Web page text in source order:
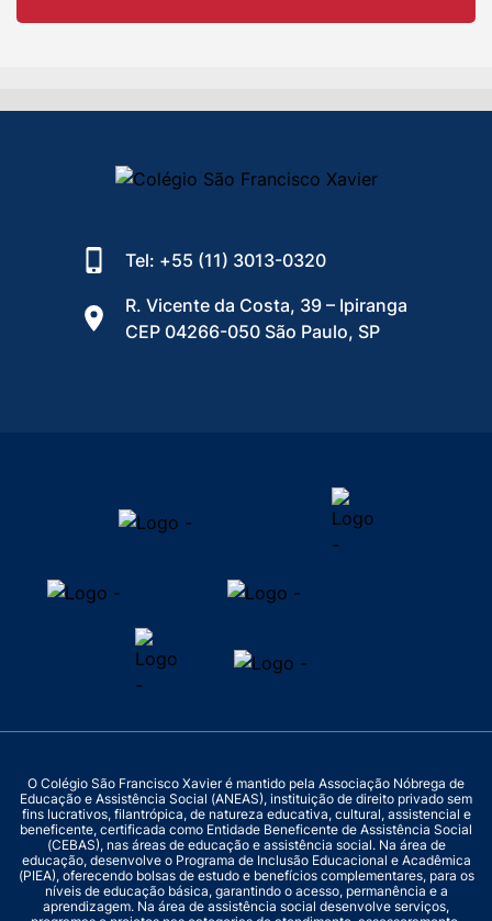
Tel: +55 (11) 3013-0320
R. Vicente da Costa, 39 – Ipiranga
CEP 04266-050 São Paulo, SP
O Colégio São Francisco Xavier é mantido pela Associação Nóbrega de
Educação e Assistência Social (ANEAS), instituição de direito privado sem
fins lucrativos, filantrópica, de natureza educativa, cultural, assistencial e
beneficente, certificada como Entidade Beneficente de Assistência Social
(CEBAS), nas áreas de educação e assistência social. Na área de
educação, desenvolve o Programa de Inclusão Educacional e Acadêmica
(PIEA), oferecendo bolsas de estudo e benefícios complementares, para os
níveis de educação básica, garantindo o acesso, permanência e a
aprendizagem. Na área de assistência social desenvolve serviços,